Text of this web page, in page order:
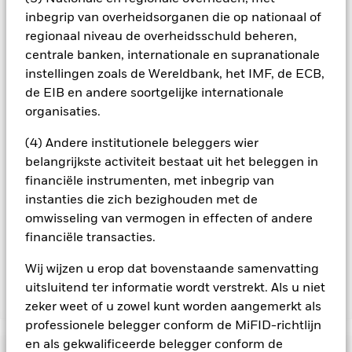
inbegrip van overheidsorganen die op nationaal of
regionaal niveau de overheidsschuld beheren,
centrale banken, internationale en supranationale
instellingen zoals de Wereldbank, het IMF, de ECB,
de EIB en andere soortgelijke internationale
organisaties.
(4) Andere institutionele beleggers wier
belangrijkste activiteit bestaat uit het beleggen in
financiële instrumenten, met inbegrip van
instanties die zich bezighouden met de
omwisseling van vermogen in effecten of andere
financiële transacties.
Wij wijzen u erop dat bovenstaande samenvatting
uitsluitend ter informatie wordt verstrekt. Als u niet
zeker weet of u zowel kunt worden aangemerkt als
professionele belegger conform de MiFID-richtlijn
en als gekwalificeerde belegger conform de
besmettingsrisico voor andere aandelenklassen te
het fonds, kunt u een lijst van alle aandelenklassen in het
fonds bekijken – aandelenklassen met valutahedging worden
aangegeven door het woord 'Hedged' in de naam van de
aandelenklasse. Daarnaast is een volledige lijst van alle
aandelenklassen met valutahedging op aanvraag
In de mate waarin het Fonds effecten uitleent om zijn kosten
te reduceren, ontvangt het Fonds 62,5% van de hiermee
verbonden inkomsten en komen de resterende 37,5% ten
goede aan BlackRock als effectenuitleenagent. Aangezien de
verdeling van opbrengsten uit effectenleningen de
exploitatiekosten van het Fonds niet verhoogt, is deze niet in
Toon minder
BSF BlackRock MyMap Plus Moderate Fund